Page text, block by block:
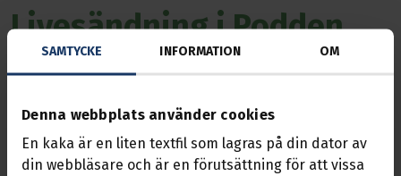
SAMTYCKE INFORMATION OM
Denna webbplats använder cookies
En kaka är en liten textfil som lagras på din dator av
din webbläsare och är en förutsättning för att vissa
Livesändning i Podden
9/9 kl. 12:00 - 13:00
Händelse
09 sep. 2022, 12:00 — 13:00
https://www.podbean.com/lsw/qVzvTxwuW9?
lsid=250GyUGEsEm